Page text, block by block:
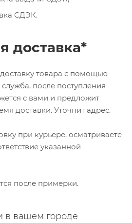
СДЭК.
доставка*
товара с помощью
после поступления
с вами и предложит
доставки. Уточнит адрес.
при курьере, осматриваете
указанной
после примерки.
в вашем городе